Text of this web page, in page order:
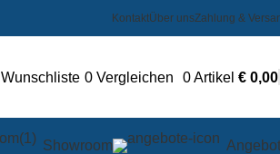
KontaktÜber unsZahlung &
Wunschliste 0 Vergleichen 0Artikel € 0,00
Showroom